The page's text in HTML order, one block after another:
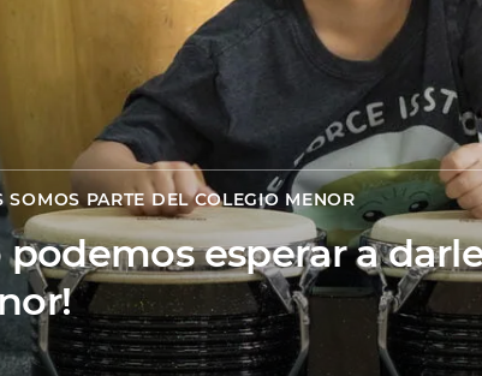
SOMOS PARTE DEL COLEGIO MENOR
podemos esperar a